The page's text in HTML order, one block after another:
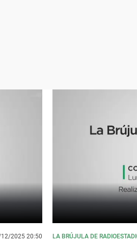
2025 20:50 LA BRÚJULA DE